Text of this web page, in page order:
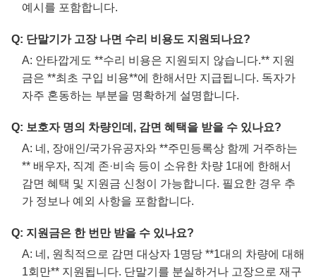
예시를 포함합니다.
Q: 단말기가 고장 나면 수리 비용도 지원되나요?
A: 안타깝게도 **수리 비용은 지원되지 않습니다.** 지원
금은 **최초 구입 비용**에 한해서만 지급됩니다. 독자가
자주 혼동하는 부분을 명확하게 설명합니다.
Q: 보호자 명의 차량인데, 감면 혜택을 받을 수 있나요?
A: 네, 장애인/국가유공자와 **주민등록상 함께 거주하는
** 배우자, 직계 존·비속 등이 소유한 차량 1대에 한해서
감면 혜택 및 지원금 신청이 가능합니다. 필요한 경우 추
가 정보나 예외 사항을 포함합니다.
Q: 지원금은 한 번만 받을 수 있나요?
A: 네, 원칙적으로 감면 대상자 1명당 **1대의 차량에 대해
1회만** 지원됩니다. 단말기를 분실하거나 고장으로 재구